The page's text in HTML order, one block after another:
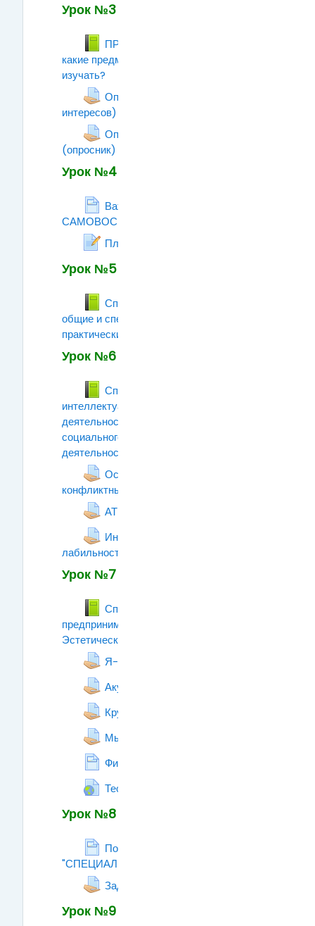
Урок №3
ПРОФИЛЬ ЛИЧНОСТИ, или
какие предметы я больше люблю
изучать?
Книга
Определяем профиль (карта
интересов)
Задание
Определяем тип мышления
(опросник)
Задание
Урок №4
Важный момент -
САМОВОСПИТАНИЕ
План самоанализа
Урок №5
Способности человека:
общие и специальные. Способности к
практическим видам деятельности.
Урок №6
Способности к
интеллектуальным видам
деятельности, профессиям
социального типа, офисным видам
деятельности.
Книга
Особеннсти поведения в
конфликтных ситуациях
АТРИБУТЫ
Интеллектуальная
лабильностьЗадание
Урок №7
Способности к
предпринимательской деятельности.
Эстетические способности.
Я-руководитель!
Акулы и дельфины
Круг чтения
Мыслитель или художник.
Физиология поможет!
Тест личности (шуточный)
Урок №8
Понятия "ПРОФЕССИЯ",
"СПЕЦИАЛЬНОСТЬ", "ДОЛЖНОСТЬ".
Задание к уроку №8
Урок №9